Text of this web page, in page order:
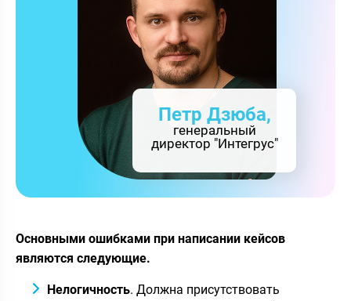
Петр Дзюба,
генеральный
директор "Интегрус"
Основными ошибками при написании кейсов
являются следующие.
Нелогичность. Должна присутствовать